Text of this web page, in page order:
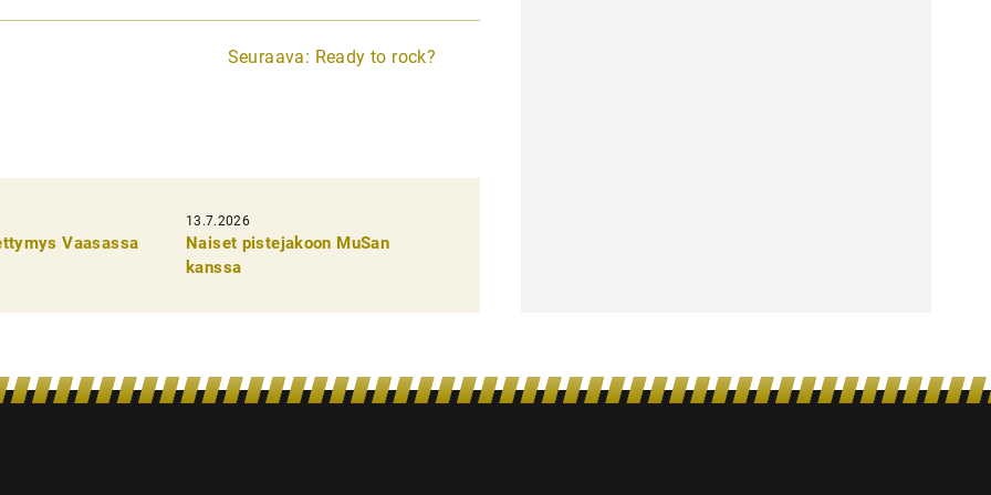
Seuraava: Ready to rock?
Vaasassa
13.7.2026
Naiset pistejakoon MuSan
kanssa